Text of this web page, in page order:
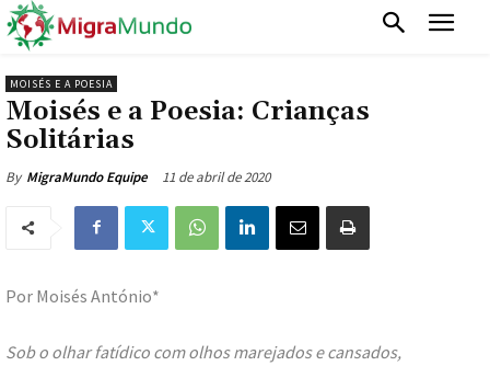
MOISÉS E A POESIA
Moisés e a Poesia: Crianças
Solitárias
By MigraMundo Equipe 11 de abril de 2020
Por Moisés António*
Sob o olhar fatídico com olhos marejados e cansados,